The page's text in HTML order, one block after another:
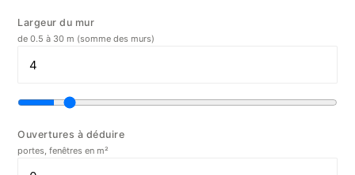
Largeur du mur
de 0.5 à 30 m (somme des murs)
Ouvertures à déduire
portes, fenêtres en m²